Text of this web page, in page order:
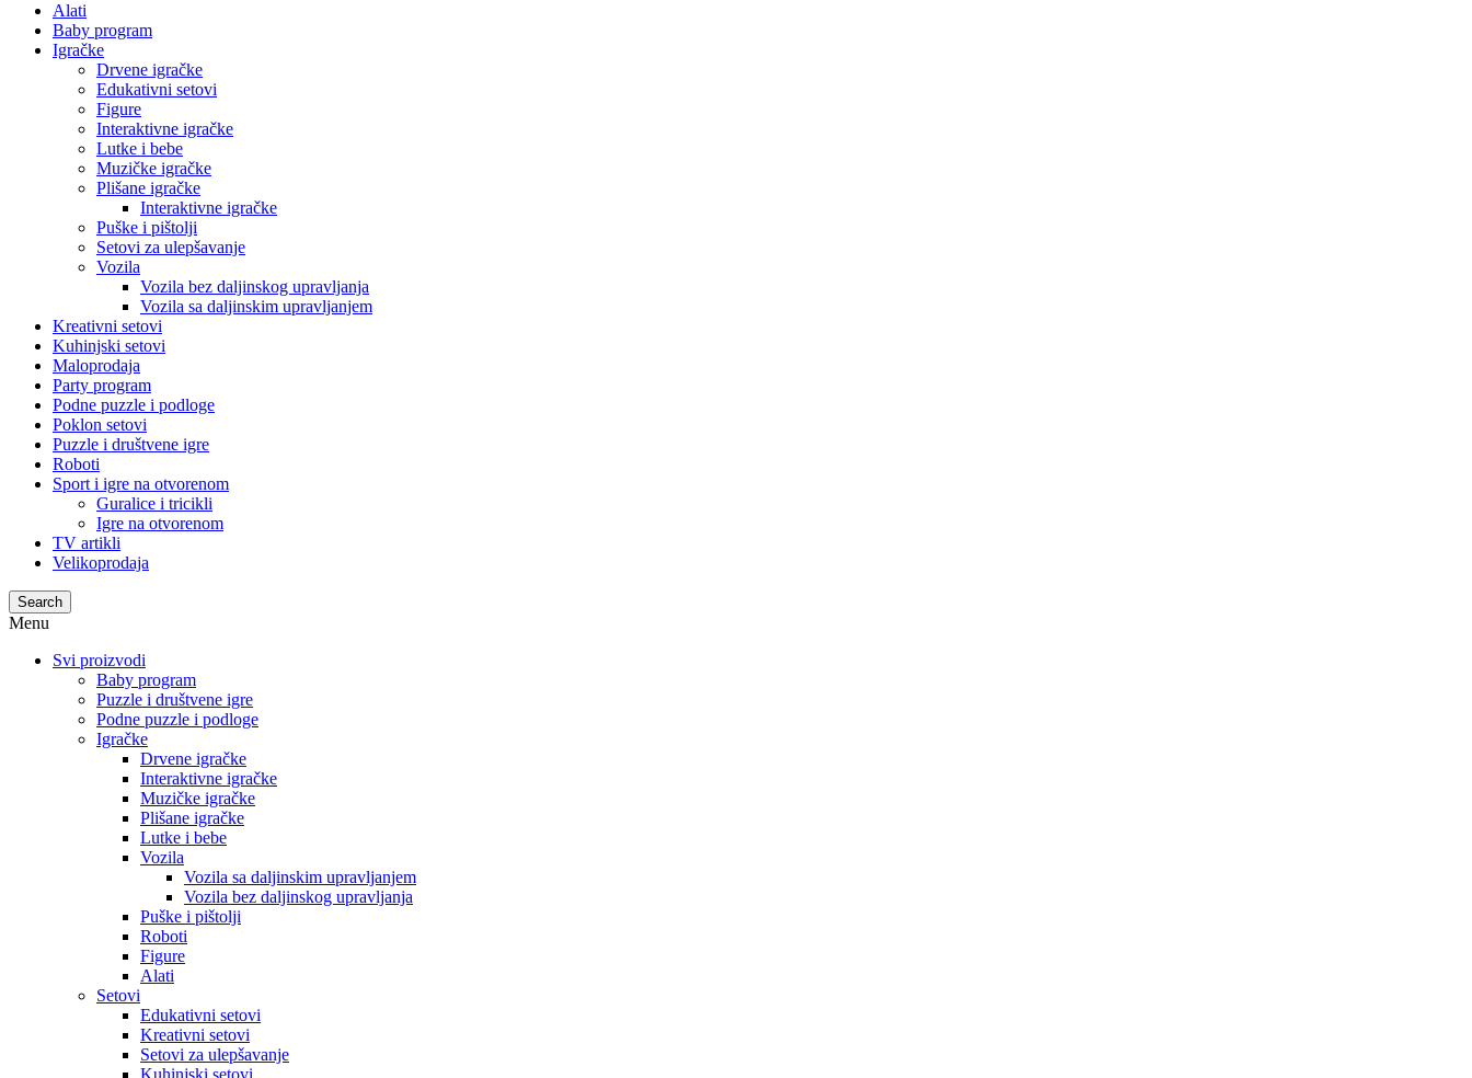
Alati
Baby program
Igračke
Drvene igračke
Edukativni setovi
Figure
Interaktivne igračke
Lutke i bebe
Muzičke igračke
Plišane igračke
Interaktivne igračke
Puške i pištolji
Setovi za ulepšavanje
Vozila
Vozila bez daljinskog upravljanja
Vozila sa daljinskim upravljanjem
Kreativni setovi
Kuhinjski setovi
Maloprodaja
Party program
Podne puzzle i podloge
Poklon setovi
Puzzle i društvene igre
Roboti
Sport i igre na otvorenom
Guralice i tricikli
Igre na otvorenom
TV artikli
Velikoprodaja
Search
Menu
Svi proizvodi
Baby program
Puzzle i društvene igre
Podne puzzle i podloge
Igračke
Drvene igračke
Interaktivne igračke
Muzičke igračke
Plišane igračke
Lutke i bebe
Vozila
Vozila sa daljinskim upravljanjem
Vozila bez daljinskog upravljanja
Puške i pištolji
Roboti
Figure
Alati
Setovi
Edukativni setovi
Kreativni setovi
Setovi za ulepšavanje
Kuhinjski setovi